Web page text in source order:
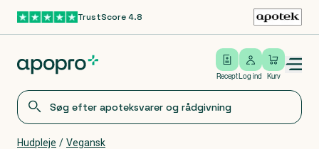
Gå til hovedindholdTrustScore 4.8
Recept
Log ind
Log ind Kurv
Open/close menu
Hudpleje / Vegansk